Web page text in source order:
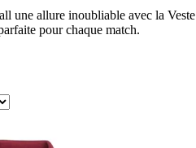
une allure inoubliable avec la Veste
pour chaque match.